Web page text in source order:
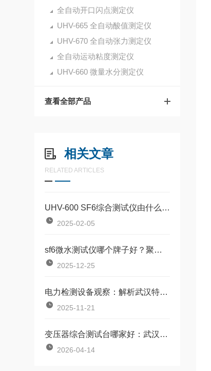
全自动开口闪点测定仪
UHV-665 全自动酸值测定仪
UHV-670 全自动张力测定仪
全自动运动粘度测定仪
UHV-660 微量水分测定仪
查看全部产品
相关文章
RELATED ARTICLES
UHV-600 SF6综合测试仪由什么组成
2025-02-05
sf6微水测试仪哪个牌子好？聚焦测量原理与现场实用性
2025-12-25
电力检测设备观察：解析武汉特高压介质损耗测试仪
2025-11-21
变压器综合测试台哪家好：武汉特高压电力科技的解决方案与市场反馈
2026-04-14